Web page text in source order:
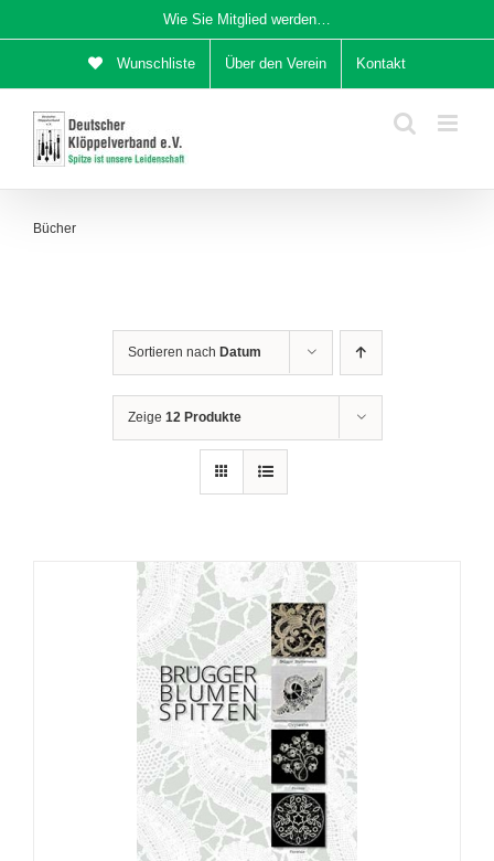
Inhalt
Wie Sie Mitglied werden…
Wunschliste Über den Verein Kontakt
Bücher
Sortieren nach Datum
Zeige 12 Produkte